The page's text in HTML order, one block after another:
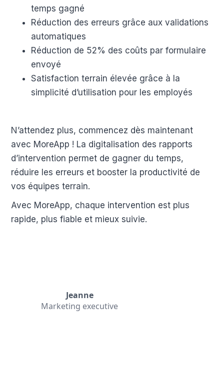
temps gagné
Réduction des erreurs grâce aux validations
automatiques
Réduction de 52% des coûts par formulaire
envoyé
Satisfaction terrain élevée grâce à la
simplicité d’utilisation pour les employés
N’attendez plus, commencez dès maintenant
avec MoreApp ! La digitalisation des rapports
d’intervention permet de gagner du temps,
réduire les erreurs et booster la productivité de
vos équipes terrain.
Avec MoreApp, chaque intervention est plus
rapide, plus fiable et mieux suivie.
Jeanne
Marketing executive